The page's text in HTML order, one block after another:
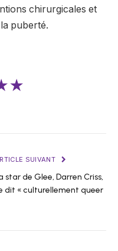
chirurgicales et
puberté.
SUIVANT
star de Glee, Darren Criss,
dit « culturellement queer